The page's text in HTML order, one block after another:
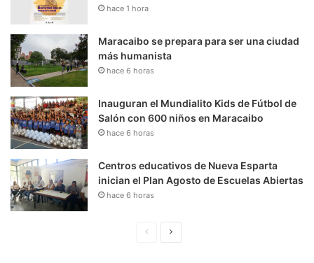
hace 1 hora
Maracaibo se prepara para ser una ciudad
más humanista
hace 6 horas
Inauguran el Mundialito Kids de Fútbol de
Salón con 600 niños en Maracaibo
hace 6 horas
Centros educativos de Nueva Esparta
inician el Plan Agosto de Escuelas Abiertas
hace 6 horas